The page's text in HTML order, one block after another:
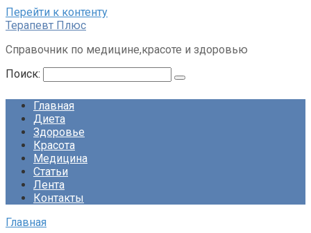
Перейти к контенту
Терапевт Плюс
Справочник по медицине,красоте и здоровью
Поиск:
Главная
Диета
Здоровье
Красота
Медицина
Статьи
Лента
Контакты
Главная